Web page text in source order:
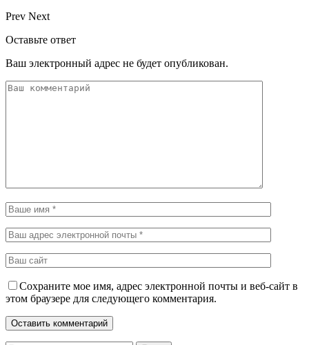
Prev Next
Оставьте ответ
Ваш электронный адрес не будет опубликован.
Сохраните мое имя, адрес электронной почты и веб-сайт в
этом браузере для следующего комментария.